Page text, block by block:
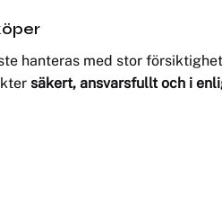
hanteras med stor
säkert, ansvarsfullt och i